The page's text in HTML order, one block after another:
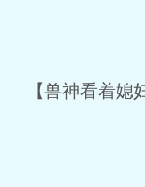
【兽神看着媳